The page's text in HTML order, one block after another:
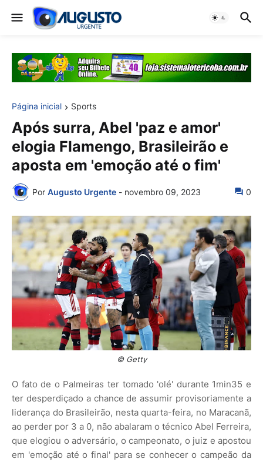
Página inicial Sports
Após surra, Abel 'paz e amor'
elogia Flamengo, Brasileirão e
aposta em 'emoção até o fim'
Por Augusto Urgente - novembro 09, 2023 0
© Getty
O fato de o Palmeiras ter tomado 'olé' durante 1min35 e
ter desperdiçado a chance de assumir provisoriamente a
liderança do Brasileirão, nesta quarta-feira, no Maracanã,
ao perder por 3 a 0, não abalaram o técnico Abel Ferreira,
que elogiou o adversário, o campeonato, o juiz e apostou
em 'emoção até o final' para se conhecer o campeão da